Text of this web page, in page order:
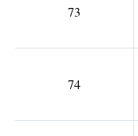
73
74